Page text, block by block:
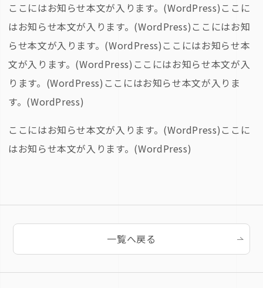
ここにはお知らせ本文が入ります。(WordPress)ここに
はお知らせ本文が入ります。(WordPress)ここにはお知
らせ本文が入ります。(WordPress)ここにはお知らせ本
文が入ります。(WordPress)ここにはお知らせ本文が入
ります。(WordPress)ここにはお知らせ本文が入りま
す。(WordPress)
ここにはお知らせ本文が入ります。(WordPress)ここに
はお知らせ本文が入ります。(WordPress)
一覧へ戻る